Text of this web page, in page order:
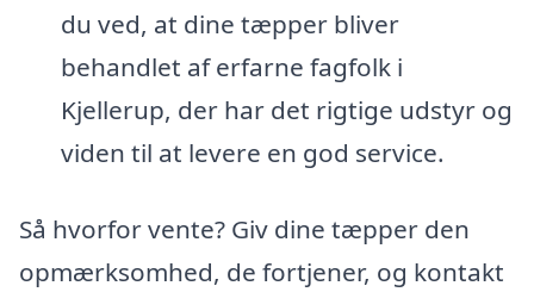
du ved, at dine tæpper bliver
behandlet af erfarne fagfolk i
Kjellerup, der har det rigtige udstyr og
viden til at levere en god service.
Så hvorfor vente? Giv dine tæpper den
opmærksomhed, de fortjener, og kontakt